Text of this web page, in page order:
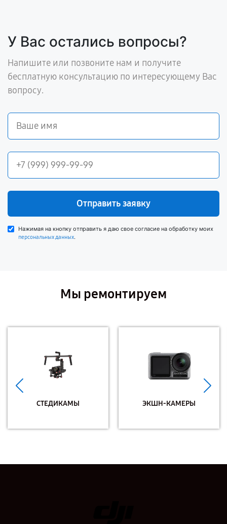
У Вас остались вопросы?
Напишите или позвоните нам и получите
бесплатную консультацию по интересующему Вас
вопросу.
Отправить заявку
Нажимая на кнопку отправить я даю свое согласие на обработку моих
персональных данных.
Мы ремонтируем
СТЕДИКАМЫ ЭКШН-КАМЕРЫ